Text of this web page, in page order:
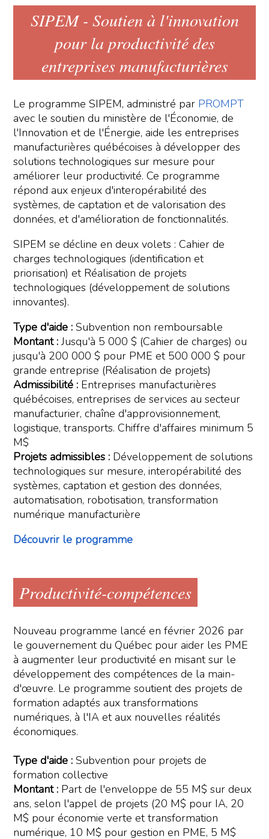
SIPEM - Soutien à l'innovation
pour la productivité des
entreprises manufacturières
Le programme SIPEM, administré par PROMPT
avec le soutien du ministère de l'Économie, de
l'Innovation et de l'Énergie, aide les entreprises
manufacturières québécoises à développer des
solutions technologiques sur mesure pour
améliorer leur productivité. Ce programme
répond aux enjeux d'interopérabilité des
systèmes, de captation et de valorisation des
données, et d'amélioration de fonctionnalités.
SIPEM se décline en deux volets : Cahier de
charges technologiques (identification et
priorisation) et Réalisation de projets
technologiques (développement de solutions
innovantes).
Type d'aide :Subvention non remboursable
Montant :Jusqu'à 5 000 $ (Cahier de charges) ou
jusqu'à 200 000 $ pour PME et 500 000 $ pour
grande entreprise (Réalisation de projets)
Admissibilité : Entreprises manufacturières
québécoises, entreprises de services au secteur
manufacturier, chaîne d'approvisionnement,
logistique, transports. Chiffre d'affaires minimum 5
M$
Projets admissibles : Développement de solutions
technologiques sur mesure, interopérabilité des
systèmes, captation et gestion des données,
automatisation, robotisation, transformation
numérique manufacturière
Découvrir le programme
Productivité-compétences
Nouveau programme lancé en février 2026 par
le gouvernement du Québec pour aider les PME
à augmenter leur productivité en misant sur le
développement des compétences de la main-
d'œuvre. Le programme soutient des projets de
formation adaptés aux transformations
numériques, à l'IA et aux nouvelles réalités
économiques.
Type d'aide :Subvention pour projets de
formation collective
Montant : Part de l'enveloppe de 55 M$ sur deux
ans, selon l'appel de projets (20 M$ pour IA, 20
M$ pour économie verte et transformation
numérique, 10 M$ pour gestion en PME, 5 M$